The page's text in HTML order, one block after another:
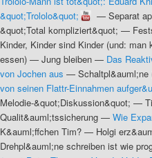
&quot;Trololo&quot;
— Separat
&quot;Total kompliziert&quot; —
Kinder, Kinder sind Kinder (und:
essen) — Jung bleiben — Das
von Jochen aus — Schaltpl&auml;ne
von seinen Flattr-Einnahmen
Melodie-&quot;Diskussion&quot; —
Qualit&auml;tssicherung — Wie
K&auml;ffchen Tim? — Holgi
Drehpl&auml;ne schreiben ist wie